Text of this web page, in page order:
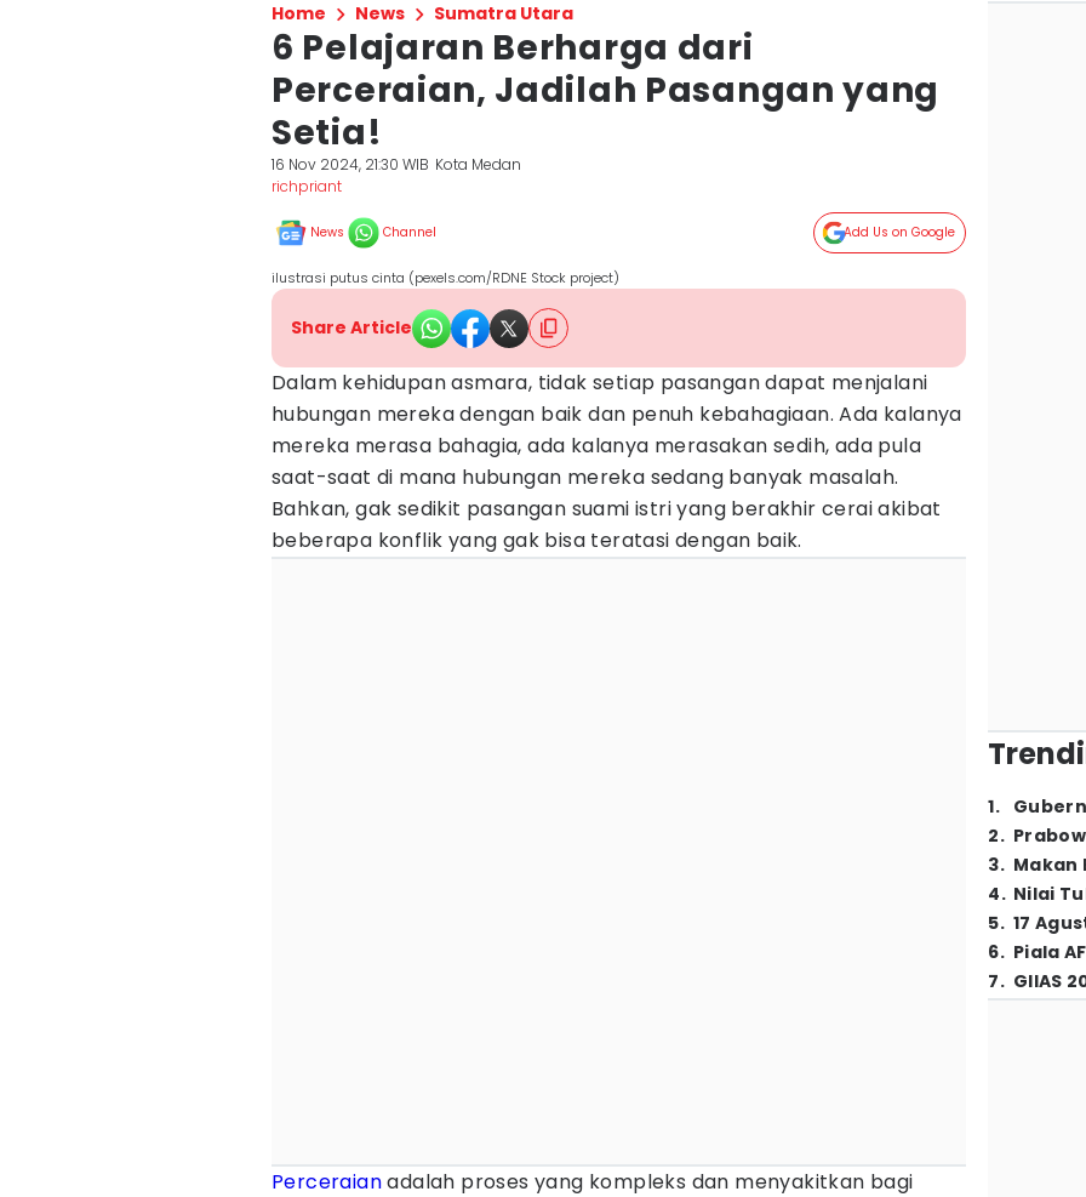
Home News Sumatra Utara
6 Pelajaran Berharga dari
Perceraian, Jadilah Pasangan yang
Setia!
16 Nov 2024, 21:30 WIB Kota Medan
richpriant
News Channel Add Us on Google
ilustrasi putus cinta (pexels.com/RDNE Stock project)
Share Article
Dalam kehidupan asmara, tidak setiap pasangan dapat menjalani
hubungan mereka dengan baik dan penuh kebahagiaan. Ada kalanya
mereka merasa bahagia, ada kalanya merasakan sedih, ada pula
saat-saat di mana hubungan mereka sedang banyak masalah.
Bahkan, gak sedikit pasangan suami istri yang berakhir cerai akibat
beberapa konflik yang gak bisa teratasi dengan baik.
Perceraianadalah proses yang kompleks dan menyakitkan bagi
1.
2.
3. Makan
4. Nilai
5. 17
6. Piala
7. GIIAS